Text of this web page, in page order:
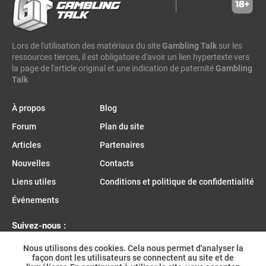
greentube
spin win ne group
somalia
south sudan
wicked games
caleta gaming
evenbet novusbet ngm game
kendoo
enjoy gaming
Lors de l'utilisation des matériaux du siteGambling Talk sur les
ressources tierces, il est obligatoire d'avoir un lien hypertexte vers
la page de l'article original et une indication de paternitéGambling
Talk
À propos
Forum
Articles
Nouvelles
Liens utiles
Événements
Blog
Plan du site
Partenaires
Contacts
Conditions et politique de confidentialité
Suivez-nous :
Nous utilisons des cookies. Cela nous permet d'analyser la
façon dont les utilisateurs se connectent au site et de